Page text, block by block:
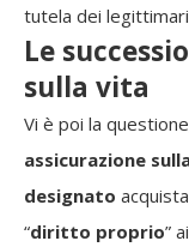
tutela dei
Le
sulla vita
Vi è poi la
assicurazione
designato
“diritto proprio”